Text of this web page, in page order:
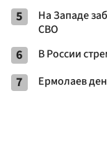
5
На Западе
СВО
6 В России
7 Ермолаев